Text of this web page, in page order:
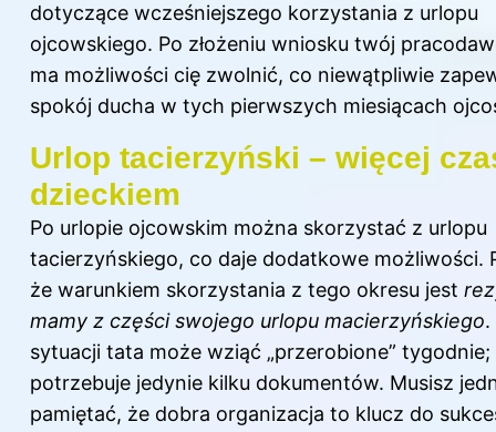
dotyczące wcześniejszego korzystania z urlopu
ojcowskiego. Po złożeniu wniosku twój
ma możliwości cię zwolnić, co niewątpliwie
spokój ducha w tych pierwszych miesiącach
Urlop tacierzyński – więcej
dzieckiem
Po urlopie ojcowskim można skorzystać z urlopu
tacierzyńskiego, co daje dodatkowe możliwości.
że warunkiem skorzystania z tego okresu jest
mamy z części swojego urlopu macierzyńskiego.
sytuacji tata może wziąć „przerobione”
potrzebuje jedynie kilku dokumentów. Musisz
pamiętać, że dobra organizacja to klucz do